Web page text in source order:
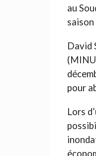
au
saison
David
pour
Lors